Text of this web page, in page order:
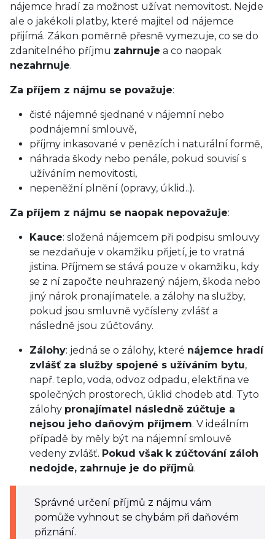
nájemce hradí za možnost užívat nemovitost. Nejde
ale o jakékoli platby, které majitel od nájemce
přijímá. Zákon poměrně přesně vymezuje, co se do
zdanitelného příjmu zahrnuje a co naopak
nezahrnuje.
Za příjem z nájmu se považuje:
čisté nájemné sjednané v nájemní nebo
podnájemní smlouvě,
příjmy inkasované v penězích i naturální formě,
náhrada škody nebo penále, pokud souvisí s
užíváním nemovitosti,
nepeněžní plnění (opravy, úklid..).
Za příjem z nájmu se naopak nepovažuje:
Kauce: složená nájemcem při podpisu smlouvy
se nezdaňuje v okamžiku přijetí, je to vratná
jistina. Příjmem se stává pouze v okamžiku, kdy
se z ní započte neuhrazený nájem, škoda nebo
jiný nárok pronajímatele. a zálohy na služby,
pokud jsou smluvně vyčísleny zvlášť a
následně jsou zúčtovány.
Zálohy: jedná se o zálohy, které nájemce hradí
zvlášť za služby spojené s užíváním bytu,
např. teplo, voda, odvoz odpadu, elektřina ve
společných prostorech, úklid chodeb atd. Tyto
zálohy pronajímatel následně zúčtuje a
nejsou jeho daňovým příjmem. V ideálním
případě by měly být na nájemní smlouvě
vedeny zvlášť. Pokud však k zúčtování záloh
nedojde, zahrnuje je do příjmů.
Správné určení příjmů z nájmu vám
pomůže vyhnout se chybám při daňovém
přiznání.